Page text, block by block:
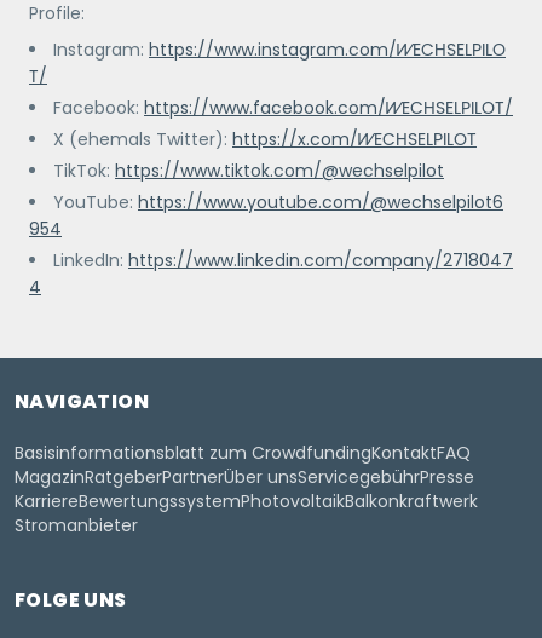
Profile:
Instagram: https://www.instagram.com/WECHSELPILO
T/
Facebook: https://www.facebook.com/WECHSELPILOT/
X (ehemals Twitter): https://x.com/WECHSELPILOT
TikTok: https://www.tiktok.com/@wechselpilot
YouTube: https://www.youtube.com/@wechselpilot6
954
LinkedIn: https://www.linkedin.com/company/2718047
4
NAVIGATION
Basisinformationsblatt zum CrowdfundingKontaktFAQ
MagazinRatgeberPartnerÜber unsServicegebührPresse
KarriereBewertungssystemPhotovoltaikBalkonkraftwerk
Stromanbieter
FOLGE UNS